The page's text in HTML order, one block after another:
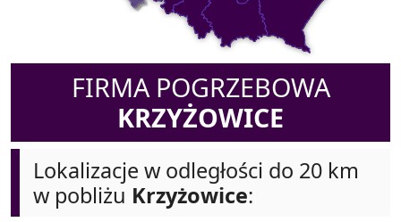
FIRMA POGRZEBOWA
KRZYŻOWICE
Lokalizacje w odległości do 20 km
w pobliżu Krzyżowice: